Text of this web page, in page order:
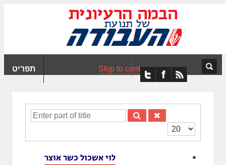
תפריט Skip to content
Enter
of
הצגת
#
לוי אשכול כשר אוצר